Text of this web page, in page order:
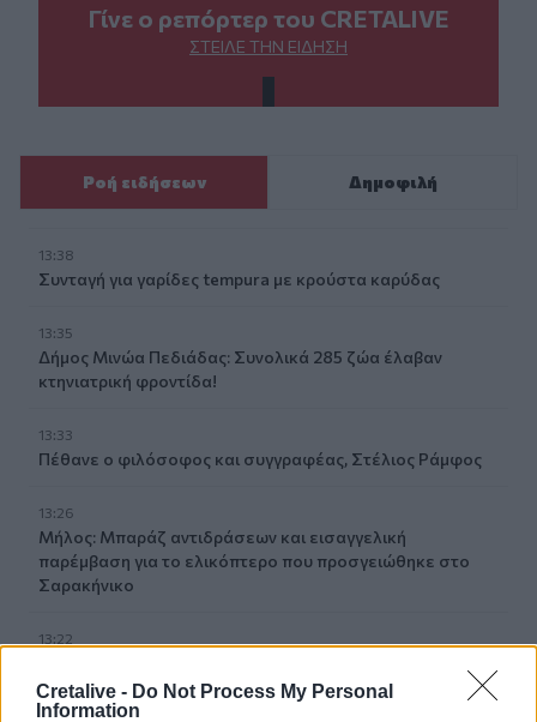
Cretalive - Do Not Process My Personal
Information
Γίνε ο ρεπόρτερ του CRETALIVE
ΣΤΕΊΛΕ ΤΗΝ ΕΊΔΗΣΗ
Ροή ειδήσεων Δημοφιλή
13:38
Συνταγή για γαρίδες tempura με κρούστα καρύδας
13:35
Δήμος Μινώα Πεδιάδας: Συνολικά 285 ζώα έλαβαν
κτηνιατρική φροντίδα!
13:33
Πέθανε ο φιλόσοφος και συγγραφέας, Στέλιος Ράμφος
13:26
Μήλος: Μπαράζ αντιδράσεων και εισαγγελική
παρέμβαση για το ελικόπτερο που προσγειώθηκε στο
Σαρακήνικο
13:22
Σκουρβούλων